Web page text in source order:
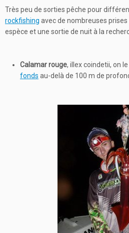
Très peu de sorties pêche pour
rockfishing avec de nombreuses
espèce et une sortie de nuit à la
Calamar rouge, illex coindetii, on
fonds au-delà de 100 m de